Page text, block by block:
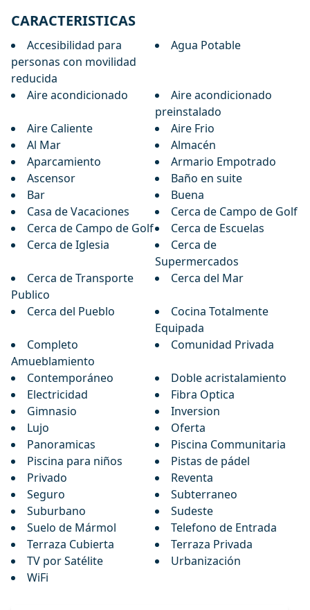
CARACTERISTICAS
Accesibilidad para
personas con movilidad
reducida
Agua Potable
Aire acondicionado
Aire acondicionado
preinstalado
Aire Caliente
Aire Frio
Al Mar
Almacén
Aparcamiento
Armario Empotrado
Ascensor
Baño en suite
Bar
Buena
Casa de Vacaciones
Cerca de Campo de Golf
Cerca de Campo de Golf
Cerca de Escuelas
Cerca de Iglesia
Cerca de
Supermercados
Cerca de Transporte
Publico
Cerca del Mar
Cerca del Pueblo
Cocina Totalmente
Equipada
Completo
Amueblamiento
Comunidad Privada
Contemporáneo
Doble acristalamiento
Electricidad
Fibra Optica
Gimnasio
Inversion
Lujo
Oferta
Panoramicas
Piscina Communitaria
Piscina para niños
Pistas de pádel
Privado
Reventa
Seguro
Subterraneo
Suburbano
Sudeste
Suelo de Mármol
Telefono de Entrada
Terraza Cubierta
Terraza Privada
TV por Satélite
Urbanización
WiFi